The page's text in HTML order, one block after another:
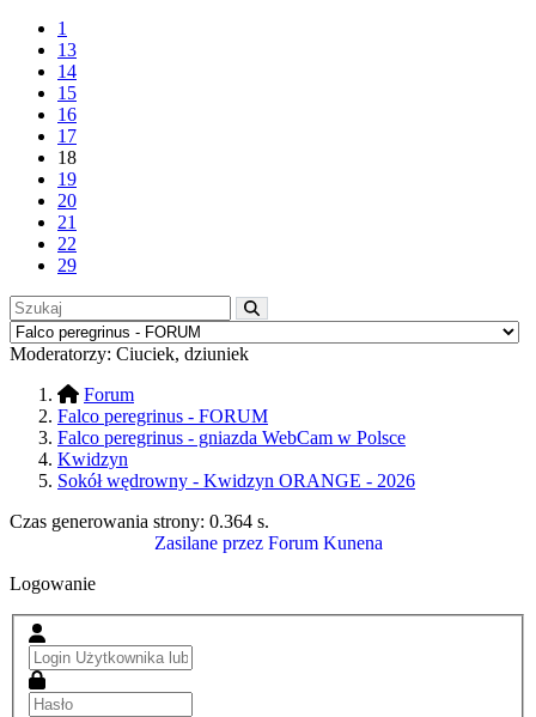
1
13
14
15
16
17
18
19
20
21
22
29
Moderatorzy: Ciuciek, dziuniek
Forum
Falco peregrinus - FORUM
Falco peregrinus - gniazda WebCam w Polsce
Kwidzyn
Sokół wędrowny - Kwidzyn ORANGE - 2026
Czas generowania strony: 0.364 s.
Zasilane przez Forum Kunena
Logowanie